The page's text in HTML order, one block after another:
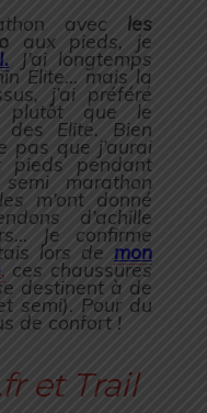
avec les
aux pieds, je
J’ai longtemps
Elite… mais la
j’ai préféré
plutôt que le
des Elite. Bien
pas que j’aurai
pieds pendant
marathon
m’ont donné
d’achille
Je confirme
lors de mon
, ces chaussures
destinent à de
semi). Pour du
de confort !